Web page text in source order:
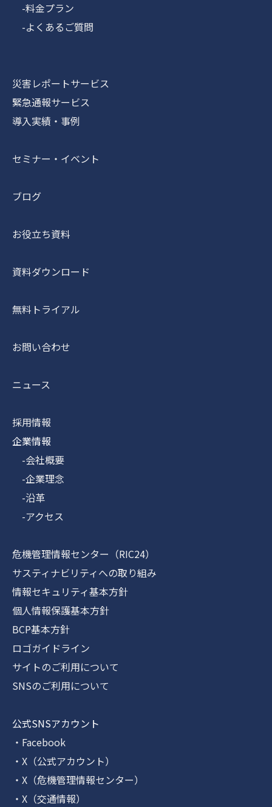
-料金プラン
-よくあるご質問
災害レポートサービス
緊急通報サービス
導入実績・事例
セミナー・イベント
ブログ
お役立ち資料
資料ダウンロード
無料トライアル
お問い合わせ
ニュース
採用情報
企業情報
-会社概要
-企業理念
-沿革
-アクセス
危機管理情報センター（RIC24）
サスティナビリティへの取り組み
情報セキュリティ基本方針
個人情報保護基本方針
BCP基本方針
ロゴガイドライン
サイトのご利用について
SNSのご利用について
公式SNSアカウント
・Facebook
・X（公式アカウント）
・X（危機管理情報センター）
・X（交通情報）